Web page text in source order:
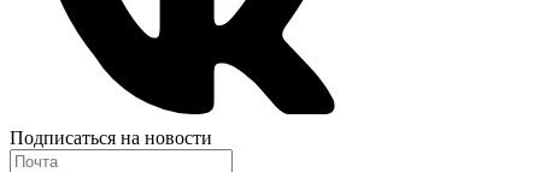
Подписаться на новости